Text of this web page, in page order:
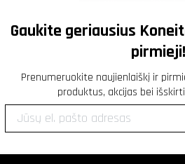
Gaukite geriausius
pirmieji!
Prenumeruokite naujienlaiškį ir
produktus, akcijas bei